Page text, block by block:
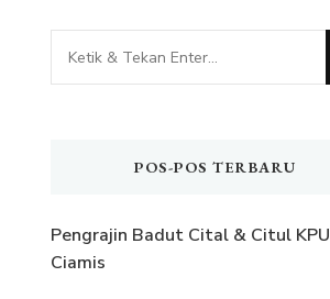
Mencari
Sesuatu?
POS-POS TERBARU
Pengrajin Badut Cital & Citul KPU
Ciamis